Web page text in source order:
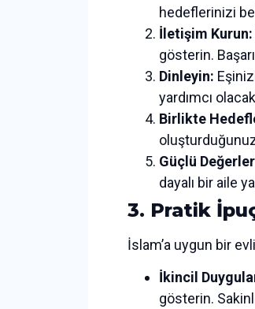
hedeflerinizi
İletişim Kurun:
gösterin.
Dinleyin:
yardımcı
Birlikte
Güçlü
dayalı bir aile
3. Pratik
İslam’a uygun bir
İkincil
gösterin.